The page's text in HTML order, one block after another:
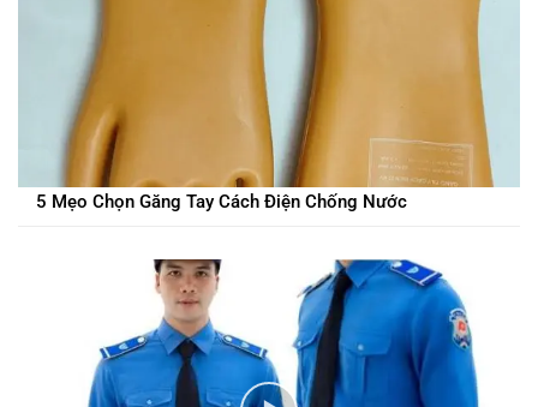
5 Mẹo Chọn Găng Tay Cách Điện Chống Nước